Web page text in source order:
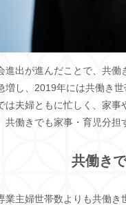
進出が進んだことで、共
増し、 2019年には共働き
は夫婦ともに忙しく、家
共働きでも家事・育児分担
共働き
業主婦世帯数よりも共働